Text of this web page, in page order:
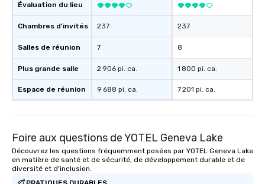
Évaluation du lieu
Chambres d'invités
Salles de réunion
Plus grande salle
Espace de réunion
237
7
2 906 pi. ca.
9 688 pi. ca.
237
8
1 800 pi. ca.
7 201 pi. ca.
Foire aux questions de YOTEL Geneva Lake
Découvrez les questions fréquemment posées par YOTEL Geneva Lake
en matière de santé et de sécurité, de développement durable et de
diversité et d'inclusion.